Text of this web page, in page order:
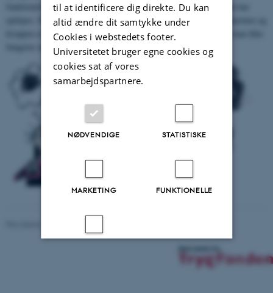
funktionelle anfald. Det betyder, at anfaldene ikke skyldes, at man har
epilepsi. Derimod er funktionelle anfald en slags reaktion på, at hjernen og
kroppen er overbelastet og er i en form for alarmberedskab, hvor man ikke
fungerer normalt.
til at identificere dig direkte. Du kan
altid ændre dit samtykke under
Cookies i webstedets footer.
Universitetet bruger egne cookies og
cookies sat af vores
samarbejdspartnere.
NØDVENDIGE STATISTISKE
MARKETING FUNKTIONELLE